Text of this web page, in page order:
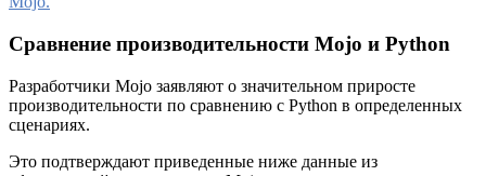
Сравнение производительности Mojo и Python
Разработчики Mojo заявляют о значительном приросте
производительности по сравнению с Python в определенных
сценариях.
Это подтверждают приведенные ниже данные из